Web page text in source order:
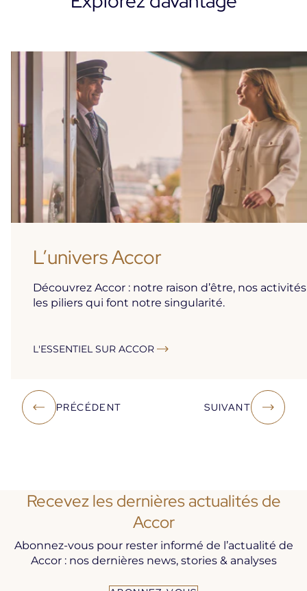
L’univers Accor
Découvrez Accor : notre raison d’être, nos
les piliers qui font notre singularité.
L'ESSENTIEL SUR ACCOR
PRÉCÉDENT SUIVANT
Recevez les dernières actualités de
Accor
Abonnez-vous pour rester informé de l’actualité de
Accor : nos dernières news, stories & analyses